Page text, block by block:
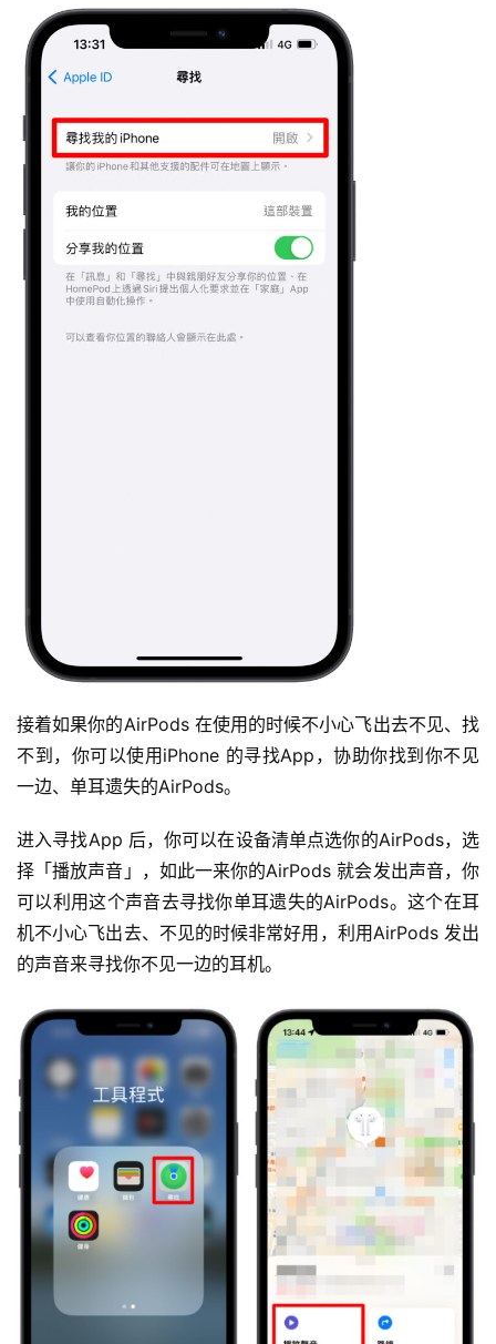
接着如果你的AirPods 在使用的时候不小心飞出去不见、找
不到，你可以使用iPhone 的寻找App，协助你找到你不见
一边、单耳遗失的AirPods。
进入寻找App 后，你可以在设备清单点选你的AirPods，选
择「播放声音」，如此一来你的AirPods 就会发出声音，你
可以利用这个声音去寻找你单耳遗失的AirPods。这个在耳
机不小心飞出去、不见的时候非常好用，利用AirPods 发出
的声音来寻找你不见一边的耳机。